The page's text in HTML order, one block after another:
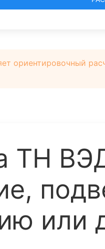
ориентировочный
ТН
или